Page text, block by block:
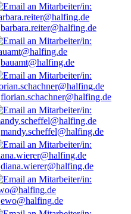
barbara.reiter@halfing.de
bauamt@halfing.de
florian.schachner@halfing.de
mandy.scheffel@halfing.de
diana.wierer@halfing.de
ewo@halfing.de